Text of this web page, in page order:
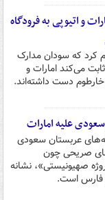
و اتیوپی به فرودگاه
کرد که سودان مدارک
می‌کند امارات و
خارطوم دست داشته‌اند.
علیه امارات
عربستان سعودی
صریحی چون
صهیونیستی»، نشانه
فارس است.